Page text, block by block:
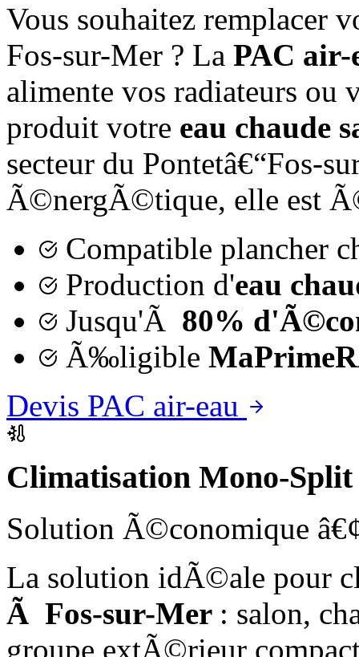
Vous souhaitez remplacer
Fos-sur-Mer ? La PAC air-
alimente vos radiateurs ou
produit votre eau chaude
secteur du Pontetâ€“Fos-
Ã©nergÃ©tique, elle est
Compatible plancher
Production d'eau
Jusqu'Ã 80%
Ã‰ligible
Devis PAC air-eau
Climatisation Mono-
Solution Ã©conomique
La solution idÃ©ale pour
Ã Fos-sur-Mer : salon,
groupe extÃ©rieur